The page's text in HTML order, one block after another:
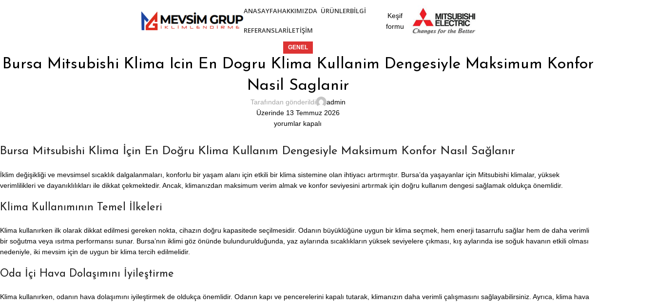
ANASAYFAHAKKIMIZDA ÜRÜNLERBILGI
REFERANSLARİLETIŞIM
Keşif
formu
GENEL
Bursa Mitsubishi Klima Icin En Dogru Klima Kullanim Dengesiyle Maksimum Konfor
Nasil Saglanir
Tarafından gönderildi
admin
Üzerinde 13 Temmuz 2026
yorumlar kapalı
Bursa Mitsubishi Klima İçin En Doğru Klima Kullanım Dengesiyle Maksimum Konfor Nasıl Sağlanır
İklim değişikliği ve mevsimsel sıcaklık dalgalanmaları, konforlu bir yaşam alanı için etkili bir klima sistemine olan ihtiyacı artırmıştır. Bursa’da yaşayanlar için Mitsubishi klimalar, yüksek
verimlilikleri ve dayanıklılıkları ile dikkat çekmektedir. Ancak, klimanızdan maksimum verim almak ve konfor seviyesini artırmak için doğru kullanım dengesi sağlamak oldukça önemlidir.
Klima Kullanımının Temel İlkeleri
Klima kullanırken ilk olarak dikkat edilmesi gereken nokta, cihazın doğru kapasitede seçilmesidir. Odanın büyüklüğüne uygun bir klima seçmek, hem enerji tasarrufu sağlar hem de daha verimli
bir soğutma veya ısıtma performansı sunar. Bursa’nın iklimi göz önünde bulundurulduğunda, yaz aylarında sıcaklıkların yüksek seviyelere çıkması, kış aylarında ise soğuk havanın etkili olması
nedeniyle, iki mevsim için de uygun bir klima tercih edilmelidir.
Oda İçi Hava Dolaşımını İyileştirme
Klima kullanırken, odanın hava dolaşımını iyileştirmek de oldukça önemlidir. Odanın kapı ve pencerelerini kapalı tutarak, klimanızın daha verimli çalışmasını sağlayabilirsiniz. Ayrıca, klima hava